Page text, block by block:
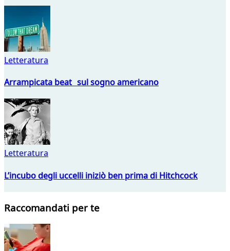
Letteratura
Arrampicata beat sul sogno americano
Letteratura
L’incubo degli uccelli iniziò ben prima di Hitchcock
Raccomandati per te